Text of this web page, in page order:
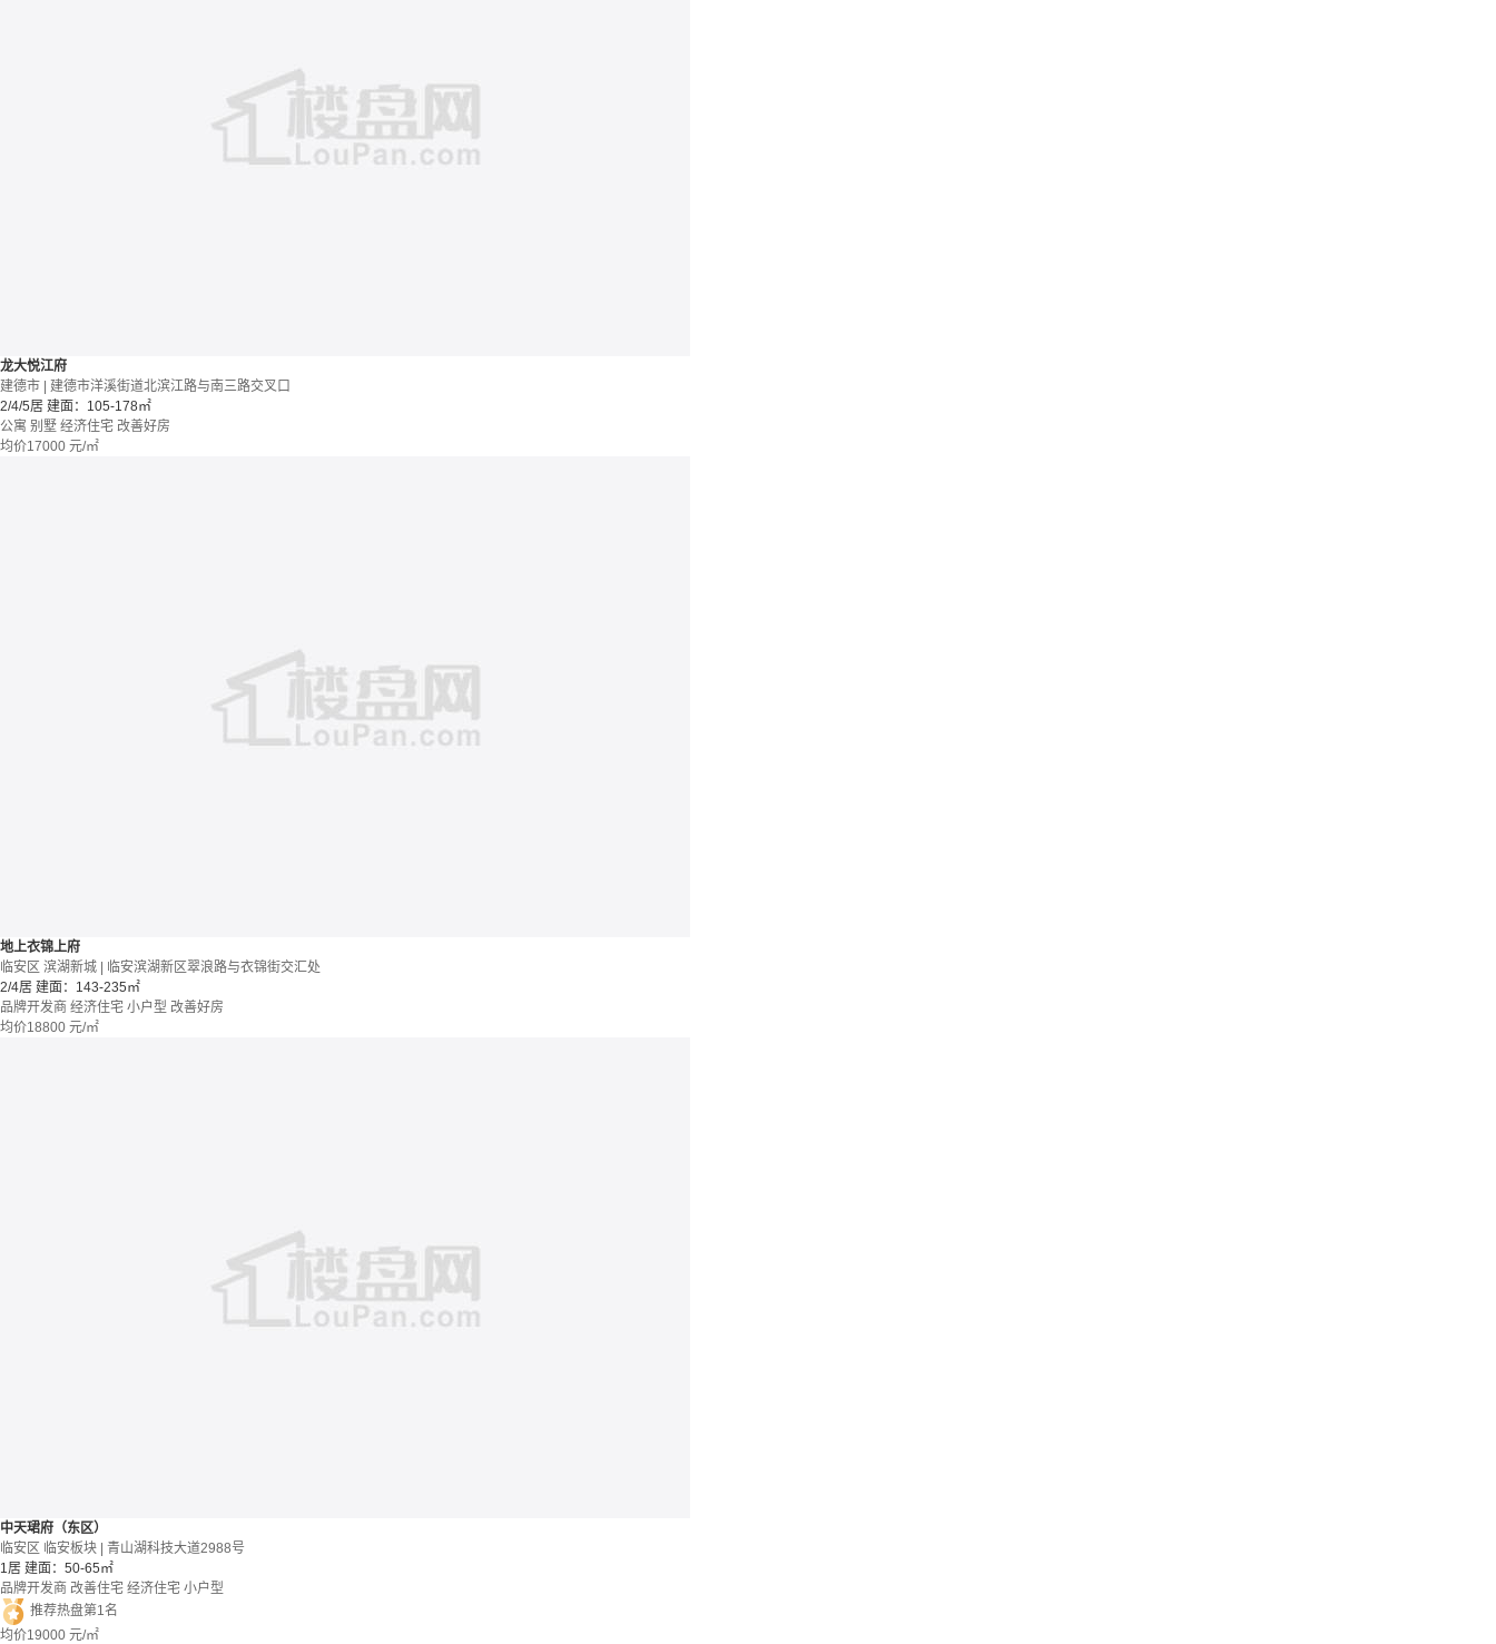
龙大悦江府
建德市 | 建德市洋溪街道北滨江路与南三路交叉口
2/4/5居 建面：105-178㎡
公寓 别墅 经济住宅 改善好房
均价17000 元/㎡
地上衣锦上府
临安区 滨湖新城 | 临安滨湖新区翠浪路与衣锦街交汇处
2/4居 建面：143-235㎡
品牌开发商 经济住宅 小户型 改善好房
均价18800 元/㎡
中天珺府（东区）
临安区 临安板块 | 青山湖科技大道2988号
1居 建面：50-65㎡
品牌开发商 改善住宅 经济住宅 小户型
推荐热盘第1名
均价19000 元/㎡